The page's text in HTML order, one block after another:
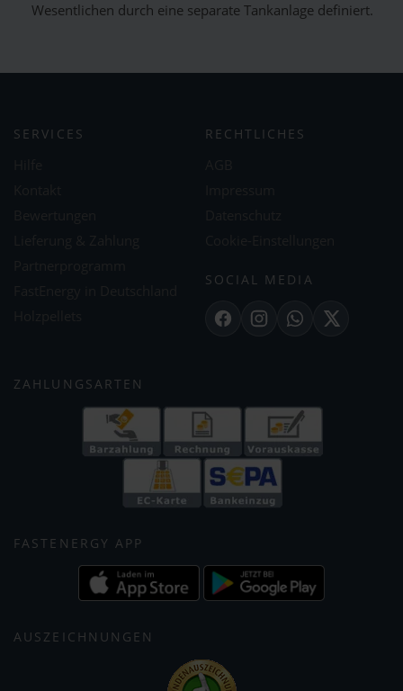
Wesentlichen durch eine separate Tankanlage definiert.
SERVICES RECHTLICHES
SOCIAL MEDIA
FacebookInstagramWhatsApp
X
ZAHLUNGSARTEN
FASTENERGY APP
AUSZEICHNUNGEN